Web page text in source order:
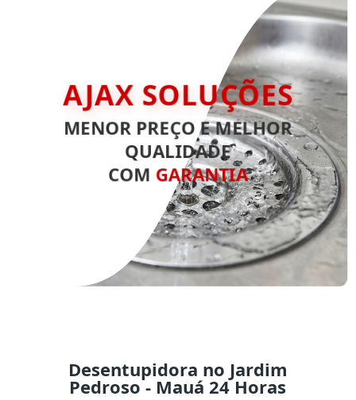
AJAX SOLUÇÕES
MENOR PREÇO E MELHOR
QUALIDADE
COM GARANTIA
Desentupidora no Jardim
Pedroso - Mauá 24 Horas